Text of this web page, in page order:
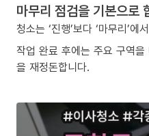
마무리 점검을 기본으로
청소는 ‘진행’보다 ‘마무리’에
작업 완료 후에는 주요 구역
을 재정돈합니다.